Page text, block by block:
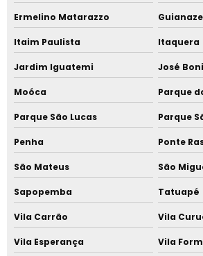
Resina abs preço
Poliacetal onde comprar
Fornecedor de PP
Distribuidor de polímeros em sp
Distribuidora de policarbonato
Empresas de resinas termoplásticas
Epdm preço
Poliamida onde comprar
Ermelino Matarazzo
Itaim Paulista Itaquera
Jardim Iguatemi José
Moóca Parque
Parque São Lucas Parque
Penha Ponte
São Mateus São
Sapopemba Tatuapé
Vila Carrão Vila
Vila Esperança Vila